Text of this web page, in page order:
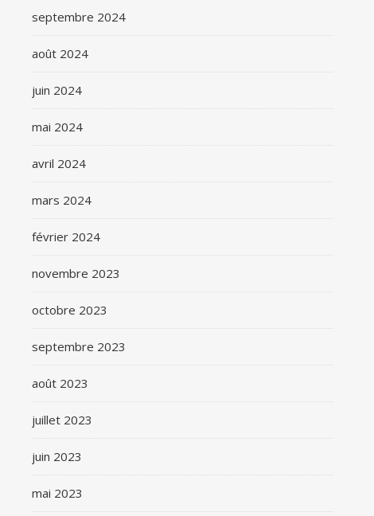
septembre 2024
août 2024
juin 2024
mai 2024
avril 2024
mars 2024
février 2024
novembre 2023
octobre 2023
septembre 2023
août 2023
juillet 2023
juin 2023
mai 2023